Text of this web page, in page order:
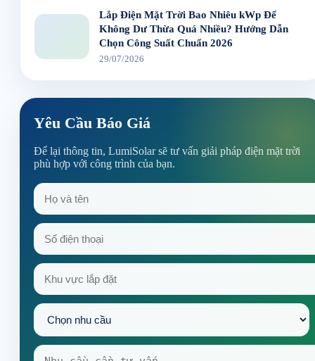
Lắp Điện Mặt Trời Bao Nhiêu kWp Để
Không Dư Thừa Quá Nhiều? Hướng Dẫn
Chọn Công Suất Chuẩn 2026
29/07/2026
Yêu Cầu Báo Giá
Để lại thông tin, LumiSolar sẽ tư vấn giải pháp điện mặt trời
phù hợp với công trình của bạn.